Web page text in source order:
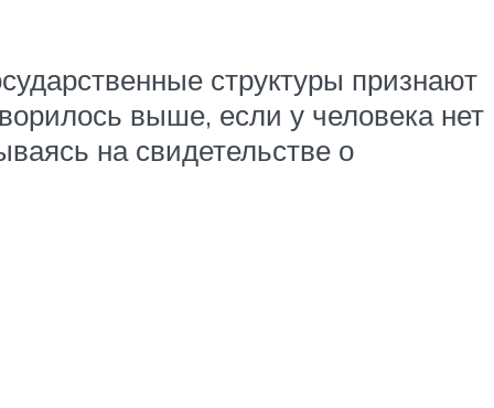
структуры признают
выше, если у человека нет
на свидетельстве о